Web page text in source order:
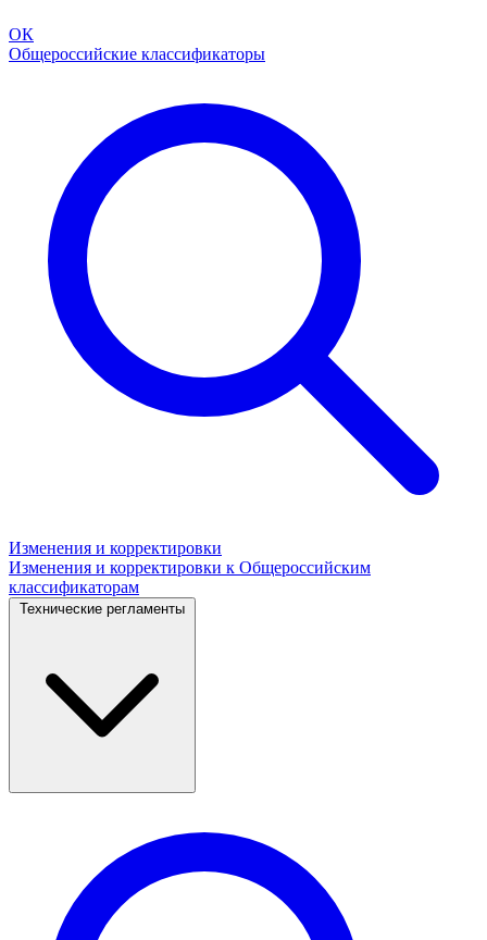
ОК
Общероссийские классификаторы
Изменения и корректировки
Изменения и корректировки к Общероссийским
классификаторам
Технические регламенты